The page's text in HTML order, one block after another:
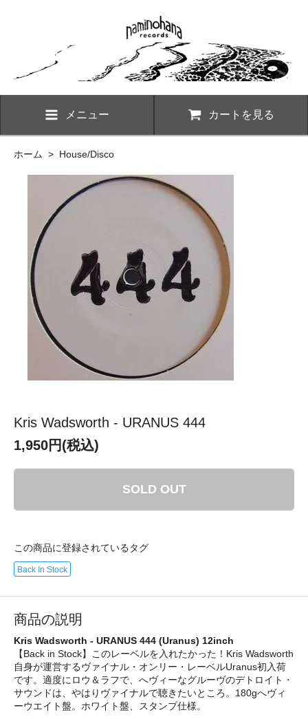
メニュー カートを見る
ホーム > House/Disco
Kris Wadsworth - URANUS 444
1,950円(税込)
SOLD OUT
この商品に登録されているタグ
Back In Stock
商品の説明
Kris Wadsworth - URANUS 444 (Uranus) 12inch
【Back in Stock】このレーベルを入れたかった！Kris Wadsworth
自身が運営するヴァイナル・オンリー・レーベルUranus初入荷
です。適度にロウ＆ラフで、へヴィーなグルーヴのデトロイト・
サウンドは、やはりヴァイナルで聴きたいところ。180gへヴィ
ーウエイト盤。ホワイト盤、スタンプ仕様。